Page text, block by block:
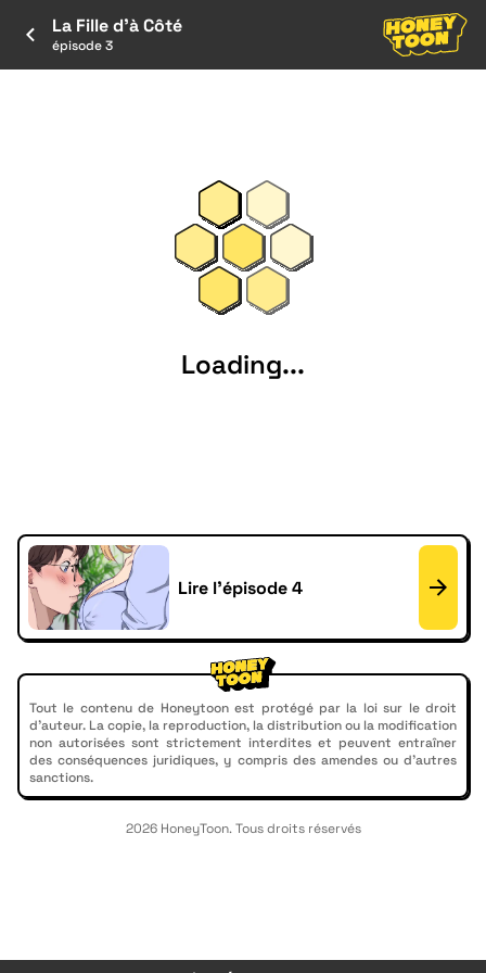
La Fille d'à Côté
épisode 3
Loading...
Lire l'épisode 4
Tout le contenu de Honeytoon est protégé par la loi sur le droit
d'auteur. La copie, la reproduction, la distribution ou la modification
non autorisées sont strictement interdites et peuvent entraîner
des conséquences juridiques, y compris des amendes ou d'autres
sanctions.
2026 HoneyToon. Tous droits réservés